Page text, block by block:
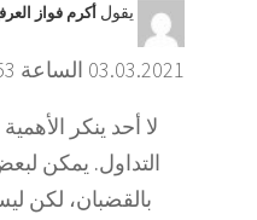
يقول أكرم فواز
03.03.2021 الساعة 20:53
لا أحد ينكر
التداول. يمكن
بالقضبان، لكن